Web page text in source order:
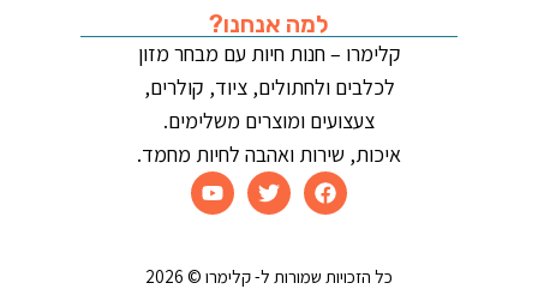
למה אנחנו?
קלימרו – חנות חיות עם מבחר מזון
לכלבים ולחתולים, ציוד, קולרים,
צעצועים ומוצרים משלימים.
איכות, שירות ואהבה לחיות מחמד.
כל הזכויות שמורות ל- קלימרו © 2026